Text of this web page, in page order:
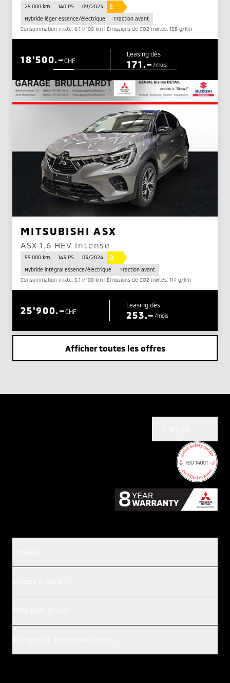
25 000 km 140 PS 09/2023 E
Hybride léger essence/électrique
Traction avant
Consommation mixte: 6.1 l/100 km | Émissions de CO2 mixtes: 138 g/km
CHF
18'500.– Leasing dès
171.–/mois
MITSUBISHI ASX
ASX 1.6 HEV Intense
55 000 km 143 PS 03/2024 D
Hybride intégral essence/électrique
Traction avant
Consommation mixte: 5.1 l/100 km | Émissions de CO2 mixtes: 114 g/km
CHF
25'900.– Leasing dès
253.–/mois
Afficher toutes les offres